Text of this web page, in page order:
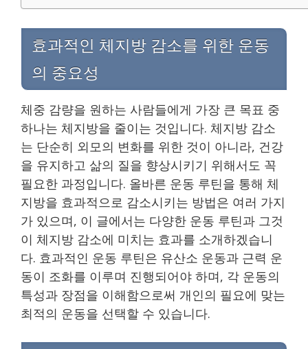
효과적인 체지방 감소를 위한 운동
의 중요성
체중 감량을 원하는 사람들에게 가장 큰 목표 중
하나는 체지방을 줄이는 것입니다. 체지방 감소
는 단순히 외모의 변화를 위한 것이 아니라, 건강
을 유지하고 삶의 질을 향상시키기 위해서도 꼭
필요한 과정입니다. 올바른 운동 루틴을 통해 체
지방을 효과적으로 감소시키는 방법은 여러 가지
가 있으며, 이 글에서는 다양한 운동 루틴과 그것
이 체지방 감소에 미치는 효과를 소개하겠습니
다. 효과적인 운동 루틴은 유산소 운동과 근력 운
동이 조화를 이루며 진행되어야 하며, 각 운동의
특성과 장점을 이해함으로써 개인의 필요에 맞는
최적의 운동을 선택할 수 있습니다.